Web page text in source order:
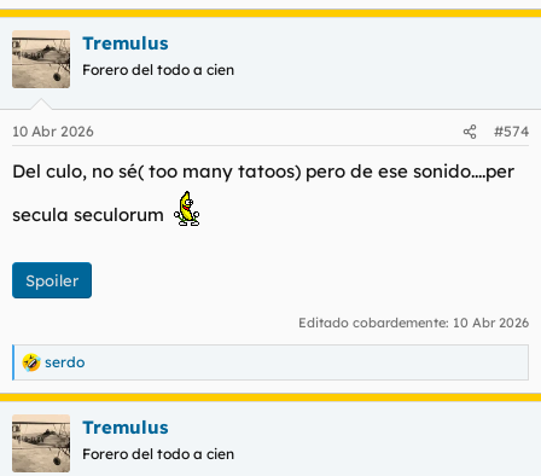
Tremulus
Forero del todo a cien
10 Abr 2026 #574
Del culo, no sé( too many tatoos) pero de ese sonido....per
secula seculorum
Spoiler
Editado cobardemente: 10 Abr 2026
R
e
a
c
c
i
serdo
Tremulus
Forero del todo a cien